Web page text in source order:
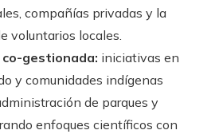
compañías privadas y la
voluntarios locales.
co-gestionada: iniciativas en
y comunidades indígenas
de parques y
enfoques científicos con